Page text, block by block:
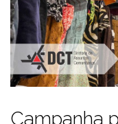
Campanha